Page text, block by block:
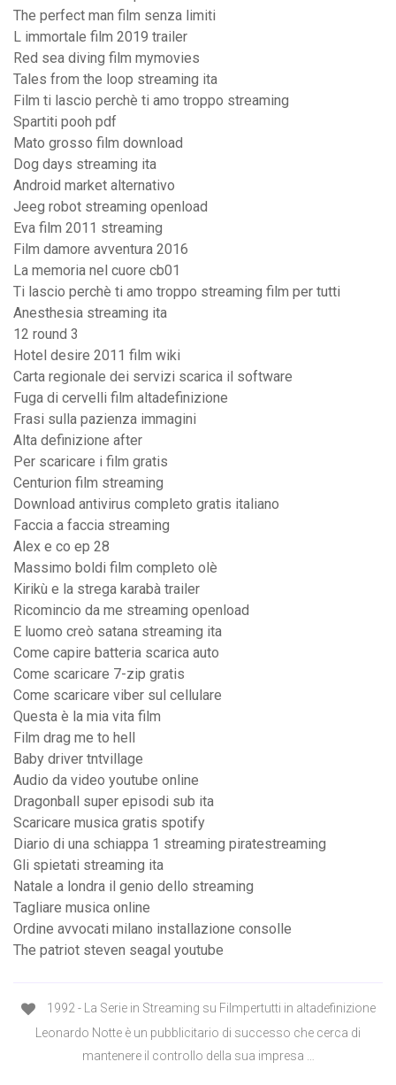
The perfect man film senza limiti
L immortale film 2019 trailer
Red sea diving film mymovies
Tales from the loop streaming ita
Film ti lascio perchè ti amo troppo streaming
Spartiti pooh pdf
Mato grosso film download
Dog days streaming ita
Android market alternativo
Jeeg robot streaming openload
Eva film 2011 streaming
Film damore avventura 2016
La memoria nel cuore cb01
Ti lascio perchè ti amo troppo streaming film per tutti
Anesthesia streaming ita
12 round 3
Hotel desire 2011 film wiki
Carta regionale dei servizi scarica il software
Fuga di cervelli film altadefinizione
Frasi sulla pazienza immagini
Alta definizione after
Per scaricare i film gratis
Centurion film streaming
Download antivirus completo gratis italiano
Faccia a faccia streaming
Alex e co ep 28
Massimo boldi film completo olè
Kirikù e la strega karabà trailer
Ricomincio da me streaming openload
E luomo creò satana streaming ita
Come capire batteria scarica auto
Come scaricare 7-zip gratis
Come scaricare viber sul cellulare
Questa è la mia vita film
Film drag me to hell
Baby driver tntvillage
Audio da video youtube online
Dragonball super episodi sub ita
Scaricare musica gratis spotify
Diario di una schiappa 1 streaming piratestreaming
Gli spietati streaming ita
Natale a londra il genio dello streaming
Tagliare musica online
Ordine avvocati milano installazione consolle
The patriot steven seagal youtube
1992 - La Serie in Streaming su Filmpertutti in altadefinizione
Leonardo Notte è un pubblicitario di successo che cerca di
mantenere il controllo della sua impresa …